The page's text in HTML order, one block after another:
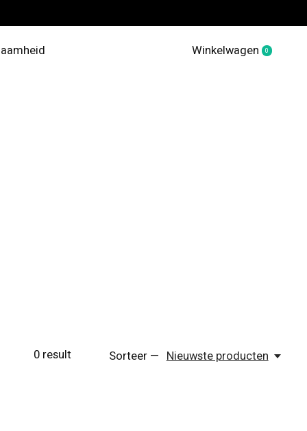
Winkelwagen 0items
0result Sorteer — Nieuwste producten